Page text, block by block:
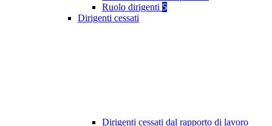
Ruolo dirigenti 5
Dirigenti cessati
Dirigenti cessati dal rapporto di lavoro